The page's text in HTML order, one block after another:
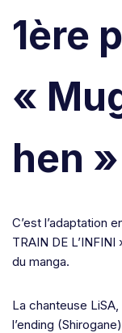
1ère
«
hen »
C’est l’adaptation
TRAIN DE
du manga.
La chanteuse
l’ending